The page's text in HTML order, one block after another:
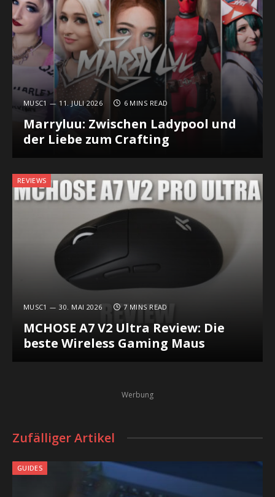
MUSC1 11. JULI 2026 6 MINS READ
Marryluu: Zwischen Ladypool und
der Liebe zum Crafting
REVIEWS
MUSC1 30. MAI 2026 7 MINS READ
MCHOSE A7 V2 Ultra Review: Die
beste Wireless Gaming Maus
Werbung
Zufälliger Artikel
GUIDES